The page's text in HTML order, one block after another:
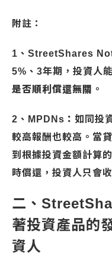
附註：
1、 StreetShares
5%、3年期，投資人
是否順利償還無關 。
2、 MPDNs： 如同投
較高報酬也較高。當
到根據投資金額計算
時償還，投資人只會
二、
著投資產品的
資人